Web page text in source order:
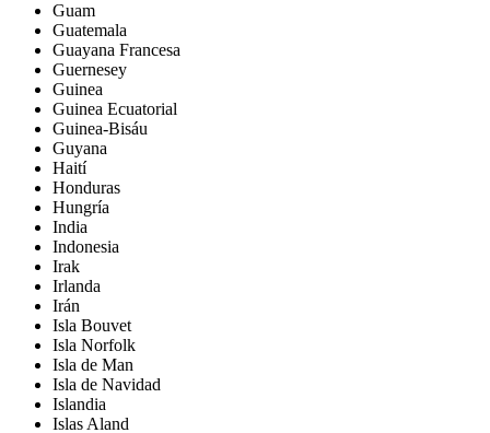
Guam
Guatemala
Guayana Francesa
Guernesey
Guinea
Guinea Ecuatorial
Guinea-Bisáu
Guyana
Haití
Honduras
Hungría
India
Indonesia
Irak
Irlanda
Irán
Isla Bouvet
Isla Norfolk
Isla de Man
Isla de Navidad
Islandia
Islas Aland